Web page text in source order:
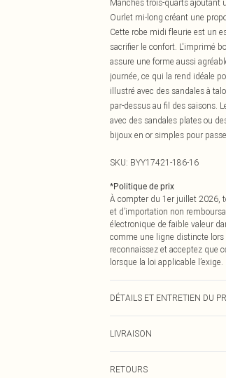
Manches trois-quarts ajoutant
Ourlet mi-long créant une
Cette robe midi fleurie est un
sacrifier le confort. L'imprimé
assure une forme aussi
journée, ce qui la rend idéale
illustré avec des sandales à
par-dessus au fil des saisons.
avec des sandales plates ou
bijoux en or simples pour
SKU: BYY17421-186-16
*Politique de prix
À compter du 1er juillet 2026,
et d’importation non
électronique de faible valeur
comme une ligne distincte
reconnaissez et acceptez que
lorsque la loi applicable l’exige.
DÉTAILS ET ENTRETIEN DU
ne pas utiliser d'eau de javel,
température basse sur
LIVRAISON
RETOURS